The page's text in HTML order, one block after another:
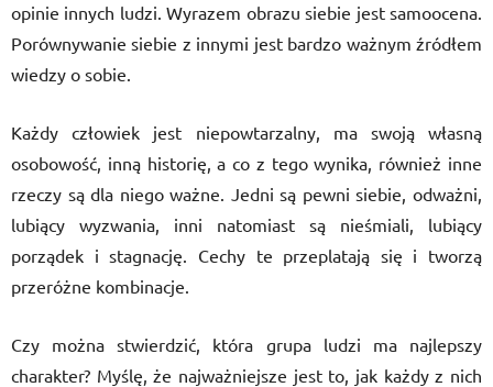
opinie innych ludzi. Wyrazem obrazu siebie jest samoocena.
Porównywanie siebie z innymi jest bardzo ważnym źródłem
wiedzy o sobie.
Każdy człowiek jest niepowtarzalny, ma swoją własną
osobowość, inną historię, a co z tego wynika, również inne
rzeczy są dla niego ważne. Jedni są pewni siebie, odważni,
lubiący wyzwania, inni natomiast są nieśmiali, lubiący
porządek i stagnację. Cechy te przeplatają się i tworzą
przeróżne kombinacje.
Czy można stwierdzić, która grupa ludzi ma najlepszy
charakter? Myślę, że najważniejsze jest to, jak każdy z nich